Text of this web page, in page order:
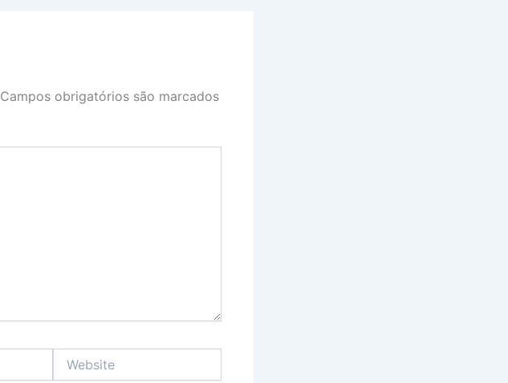
Campos obrigatórios são marcados